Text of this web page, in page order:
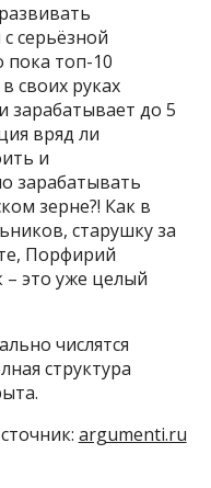
серьёзной
топ-10
своих руках
зарабатывает до 5
вряд ли
и
зарабатывать
зерне?! Как в
старушку за
Порфирий
это уже целый
числятся
структура
argumenti.ru